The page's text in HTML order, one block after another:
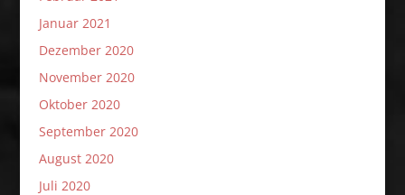
Januar 2021
Dezember 2020
November 2020
Oktober 2020
September 2020
August 2020
Juli 2020